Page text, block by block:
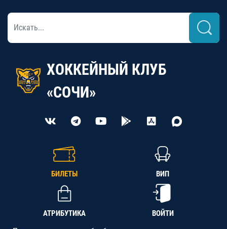
ХОККЕЙНЫЙ КЛУБ
«СОЧИ»
БИЛЕТЫ ВИП
АТРИБУТИКА ВОЙТИ